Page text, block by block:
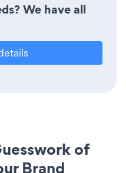
We have all
of
Brand